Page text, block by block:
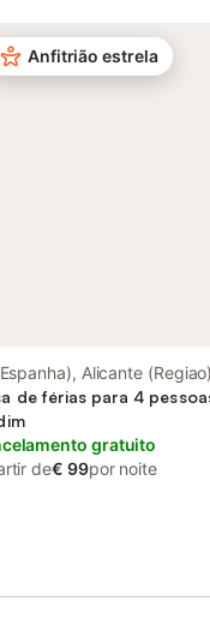
Anfitrião estrela
Alicante (Regiao)
de férias para 4
gratuito
de€ 99por noite